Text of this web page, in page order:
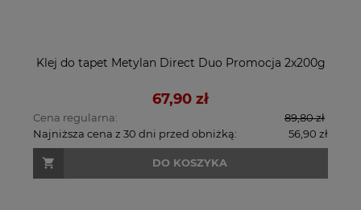
Klej do tapet Metylan Direct Duo Promocja 2x200g
67,90 zł
Cena regularna:
89,80 zł
Najniższa cena z 30 dni przed obniżką:
56,90 zł
DO KOSZYKA